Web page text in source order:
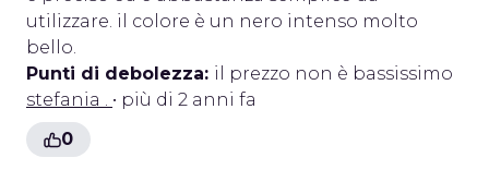
utilizzare. il colore è un nero intenso molto
bello.
Punti di debolezza: il prezzo non è bassissimo
stefania . • più di 2 anni fa
0